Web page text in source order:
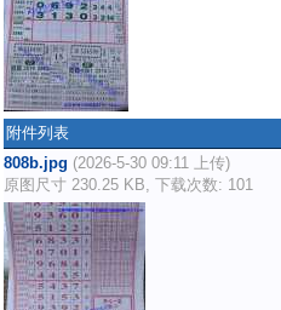
附件列表
808b.jpg (2026-5-30 09:11 上传)
原图尺寸 230.25 KB, 下载次数: 101